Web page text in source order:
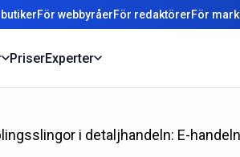
För webbyråerFör redaktörerFör
PriserExperter
i detaljhandeln: E-